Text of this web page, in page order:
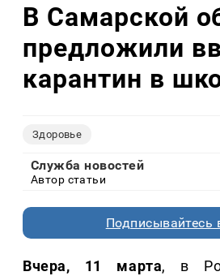
В Самарской
предложили
карантин в
Здоровье
Служба новостей
Автор статьи
Подписывайтесь
Вчера, 11 марта, в